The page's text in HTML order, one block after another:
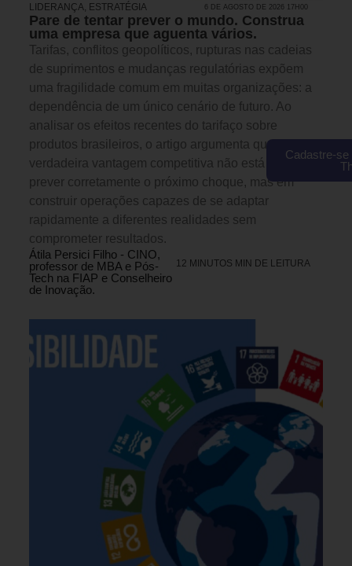
LIDERANÇA ESTRATÉGIA 6 DE AGOSTO DE 2026 17H00
Pare de tentar prever o mundo. Construa
uma empresa que aguenta vários.
Tarifas, conflitos geopolíticos, rupturas nas cadeias
de suprimentos e mudanças regulatórias expõem
uma fragilidade comum em muitas organizações: a
dependência de um único cenário de futuro. Ao
analisar os efeitos recentes do tarifaço sobre
produtos brasileiros, o artigo argumenta que a
verdadeira vantagem competitiva não está em
prever corretamente o próximo choque, mas em
construir operações capazes de se adaptar
rapidamente a diferentes realidades sem
comprometer resultados.
Átila Persici Filho - CINO,
professor de MBA e Pós-
Tech na FIAP e Conselheiro
de Inovação.
12 MINUTOS MIN DE LEITURA
Cadastre-